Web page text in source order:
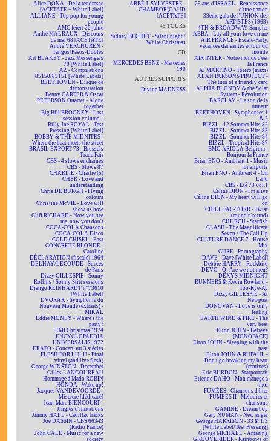
Alice DONA - De la tendresse
[ACÉTATE + White Label]
ALLIANZ - Top pop for young
people
AMC feiert 20 jahre
André MALRAUX - Discours
de mai 68 [ACÉTATE]
André VERCHUREN -
Tangos/Pasos-Dobles
Art BLAKEY - Jazz Messengers
70 [White Label]
AZ - Compilations
85150/85151 [White Labels]
BEETHOVEN - Disque de
démonstration
Benny CARTER & Oscar
PETERSON Quartet - Alone
together
Big Bill BROONZY - Last
session volume 1
Billy Joe ROYAL - Test
Pressing [White Label]
BOBBY & THE MIDNITES -
Where the beat meets the street
BRASIL EXPORT 73 - Brussels
Trade Fair
CBS - 4 slows enchaînés
CBS - Slows 87
CHARLIE - Charlie (5)
CHER - Love and
understanding
Chris DE BURGH - Flying
colours
Christine McVIE - Love will
show us how
Cliff RICHARD - Now you see
me, now you don't
COCA-COLA Chansons
COCA-COLA Disco
COLD CHISEL - East
CONCRETE BLONDE -
Caroline
DÉCLARATION (fiscale) 1964
DELHAY/LECOUDE - Succès
de Paris
Dizzy GILLESPIE - Sonny
Rollins / Sonny Stitt sessions
Django REINHARDT n°73610
[White Label]
DVORAK - Symphonie du
Nouveau Monde (extraits) -
MIKAL
Eddie MONEY - Where's the
party?
EMI Christmas 1974
ENCYCLOPAEDIA
UNIVERSALIS 1972
ERATO - Concert sur 3 siècles
FLESH FOR LULU - Final
vinyl (and live flesh)
George WINSTON - December
Gilles LANGOUREAU
Hommage à Mado ROBIN
HONDA - Wake up!
Jacques VANDEVOORDE -
Miserere [dédicacé]
Jean-Marc BIENCOURT -
Jingles d'imitations
Jimmy HALL - Cadillac tracks
Joe DASSIN - CBS 66343
(Radio France)
John CALE - Music for a new
society
ABBÉ J. SYLVESTRE -
CHAMBORIGAUD
[ACÉTATE]
45 TOURS
Sidney BECHET - Silent night /
White Christmas
CD
MERCEDES BENZ - Mercedes
190
AUTRES SUPPORTS
Divine MADNESS
25 ans d'ISRAËL - Renaissance
d'une nation
33ème gala de l'UNION des
ARTISTES (1963)
4TH & BROADWAY Sampler
ABBA - Lay all your love on me
AIR FRANCE - Escale-Party,
vacances dansantes autour du
monde
AIR INTER - Notre monde c'est
la France
Al MARTINO - Torero (maxi)
ALAN PARSONS PROJECT -
The turn of a friendly card
ALPHA BLONDY & the Solar
System - Révolution
BARCLAY - Le son de la
rumeur
BEETHOVEN - Symphonies 1
& 2
BIZZL - 12 Sommer Hits 82
BIZZL - Sommer Hits 83
BIZZL - Sommer Hits 84
BIZZL - Tropical Hits 87
BMG ARIOLA Belgium -
Bonjour la France
Brian ENO - Ambient 1 - Music
for airports
Brian ENO - Ambient 4 - On
Land
CBS - Été 73 vol.1
Céline DION - I'm alive
Céline DION - My heart will go
on
CHILL FAC-TORR - Twist
(round'n'round)
CHURCH - Starfish
CLASH - The Magnificent
Seven / The Call Up
CULTURE DANCE 7 - House
Mix
CURE - Pornography
DAVE - Dave [White Label]
Debbie HARRY - Rockbird
DEVO - Q: Are we not men?
DEXYS MIDNIGHT
RUNNERS & Kevin Rowland -
Too-Rye-Ay
Dizzy GILLESPIE - At
Newport
DONOVAN - Love is only
feeling
EARTH WIND & FIRE - The
very best
Elton JOHN - Believe
[MONOFACE]
Elton JOHN - Sleeping with the
past
Elton JOHN & RUPAUL -
Don't go breaking my heart
(remixes)
Eric BURDON - Starportrait
Etienne DAHO - Mon manège à
moi
FUMÉES - Chansons d'hier
FUMÉES II - Mélodies et
chansons
GAMINE - Dream boy
Gary NUMAN - New anger
George HARRISON - 33 & 1/3
[White Label/Test Pressing]
George MICHAEL - Amazing
GROOVERIDER - Rainbows of